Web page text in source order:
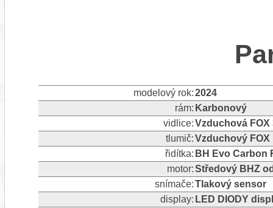
modelový rok:2024
rám: Karbonový
vidlice:Vzduchová FOX
tlumič:Vzduchový FOX
řidítka: BH Evo Carbon
motor:Středový BHZ
snímače:Tlakový sensor
display: LED DIODY